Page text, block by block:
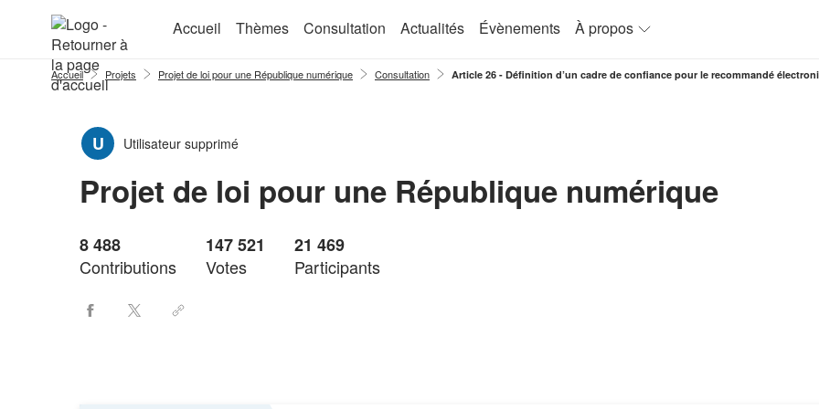
Aller au menu
Accueil Thèmes Consultation Actualités Évènements À propos
Accueil Projets Projet de loi pour une République numérique Consultation Article 26 - Définition d’un cadre de confiance pour le recommandé
U Utilisateur supprimé
Projet de loi pour une République numérique
8 488
Contributions
147 521
Votes
21 469
Participants